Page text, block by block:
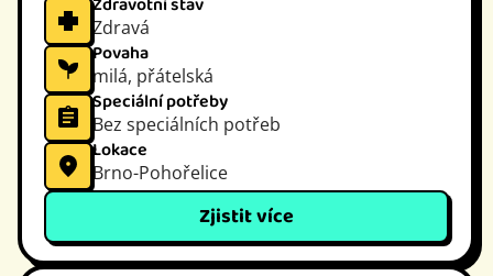
Zdravá
Povaha
milá, přátelská
Speciální potřeby
Bez speciálních potřeb
Lokace
Brno-Pohořelice
Zjistit více